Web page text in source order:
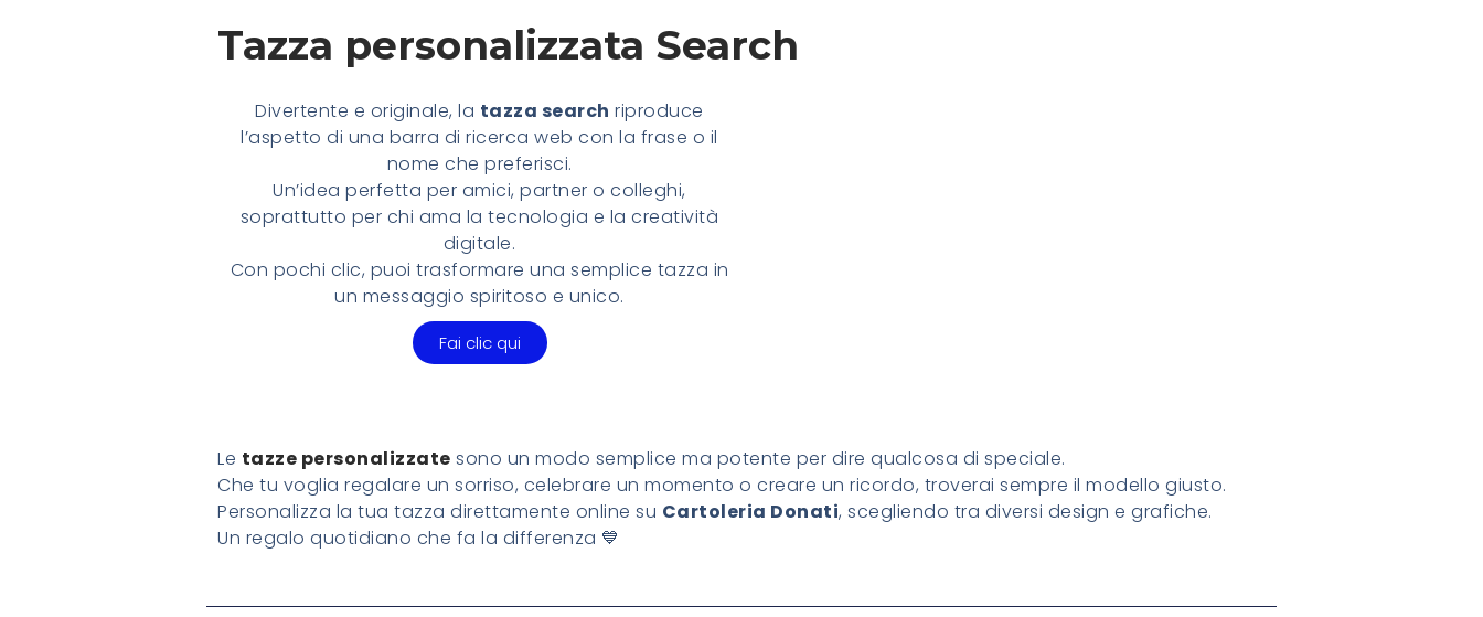
Tazza personalizzata Search
Divertente e originale, la tazza search riproduce
l’aspetto di una barra di ricerca web con la frase o il
nome che preferisci.
Un’idea perfetta per amici, partner o colleghi,
soprattutto per chi ama la tecnologia e la creatività
digitale.
Con pochi clic, puoi trasformare una semplice tazza in
un messaggio spiritoso e unico.
Fai clic qui
Le tazze personalizzate sono un modo semplice ma potente per dire qualcosa di speciale.
Che tu voglia regalare un sorriso, celebrare un momento o creare un ricordo, troverai sempre il modello giusto.
Personalizza la tua tazza direttamente online su Cartoleria Donati, scegliendo tra diversi design e grafiche.
Un regalo quotidiano che fa la differenza 💙